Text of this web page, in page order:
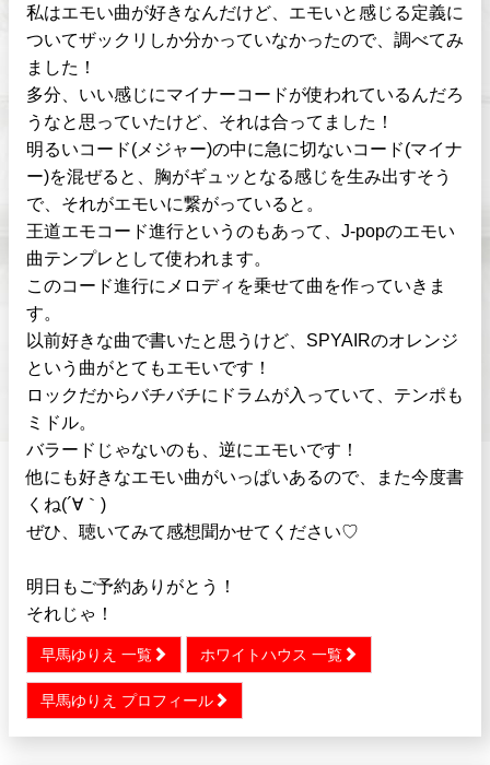
私はエモい曲が好きなんだけど、エモいと感じる定義に
ついてザックリしか分かっていなかったので、調べてみ
ました！
多分、いい感じにマイナーコードが使われているんだろ
うなと思っていたけど、それは合ってました！
明るいコード(メジャー)の中に急に切ないコード(マイナ
ー)を混ぜると、胸がギュッとなる感じを生み出すそう
で、それがエモいに繋がっていると。
王道エモコード進行というのもあって、J-popのエモい
曲テンプレとして使われます。
このコード進行にメロディを乗せて曲を作っていきま
す。
以前好きな曲で書いたと思うけど、SPYAIRのオレンジ
という曲がとてもエモいです！
ロックだからバチバチにドラムが入っていて、テンポも
ミドル。
バラードじゃないのも、逆にエモいです！
他にも好きなエモい曲がいっぱいあるので、また今度書
くね(´∀｀)
ぜひ、聴いてみて感想聞かせてください♡
明日もご予約ありがとう！
それじゃ！
早馬ゆりえ 一覧 ホワイトハウス 一覧
早馬ゆりえ プロフィール